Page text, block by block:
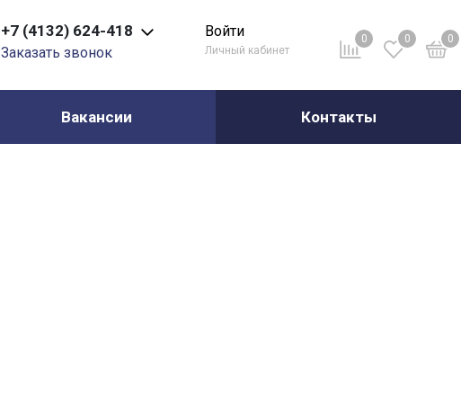
+7 (4132) 624-418
Заказать звонок
Войти
Личный кабинет
0 0 0
Вакансии Контакты